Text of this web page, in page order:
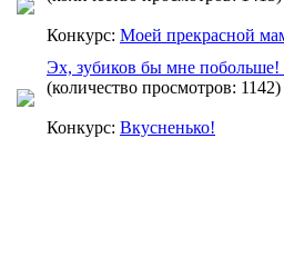
Конкурс: Моей прекрасной
Эх, зубиков бы мне
(количество просмотров: 1142)
Конкурс: Вкусненько!